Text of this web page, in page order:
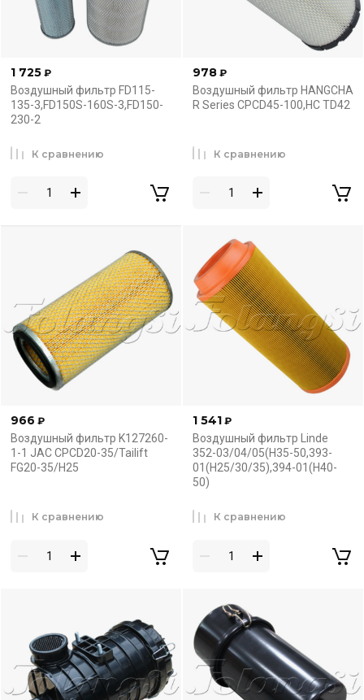
1 725 ₽
Воздушный фильтр FD115-
135-3,FD150S-160S-3,FD150-
230-2
К сравнению
978 ₽
Воздушный фильтр HANGCHA
R Series CPCD45-100,HC TD42
К сравнению
966 ₽
Воздушный фильтр K127260-
1-1 JAC CPCD20-35/Tailift
FG20-35/H25
К сравнению
1 541 ₽
Воздушный фильтр Linde
352-03/04/05(H35-50,393-
01(H25/30/35),394-01(H40-
50)
К сравнению